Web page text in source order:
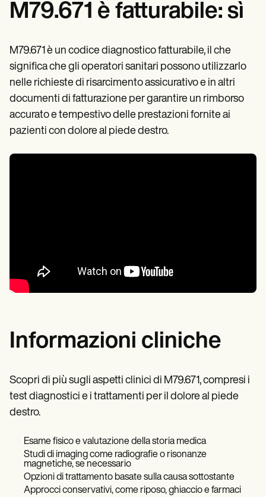
M79.671 è fatturabile: sì
M79.671 è un codice diagnostico fatturabile, il che
significa che gli operatori sanitari possono utilizzarlo
nelle richieste di risarcimento assicurativo e in altri
documenti di fatturazione per garantire un rimborso
accurato e tempestivo delle prestazioni fornite ai
pazienti con dolore al piede destro.
Informazioni cliniche
Scopri di più sugli aspetti clinici di M79.671, compresi i
test diagnostici e i trattamenti per il dolore al piede
destro.
Esame fisico e valutazione della storia medica
Studi di imaging come radiografie o risonanze
magnetiche, se necessario
Opzioni di trattamento basate sulla causa sottostante
Approcci conservativi, come riposo, ghiaccio e farmaci